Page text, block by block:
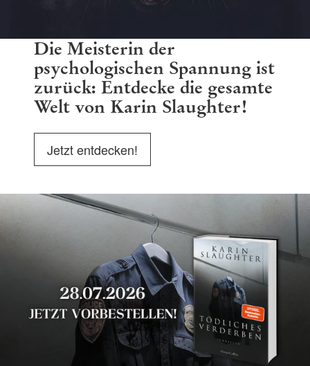
Die Meisterin der
psychologischen Spannung ist
zurück: Entdecke die gesamte
Welt von Karin Slaughter!
Jetzt entdecken!